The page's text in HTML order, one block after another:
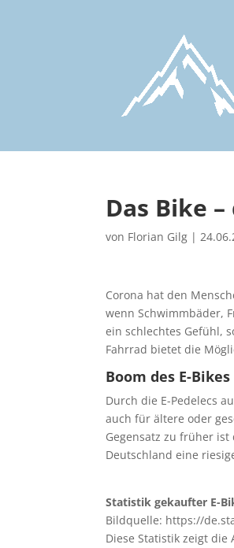
Das Bike
von Florian Gilg |
Corona hat den
wenn Schwimmbäder,
ein schlechtes Gefühl,
Fahrrad bietet die
Boom des E-Bikes
Durch die E-Pedelecs
auch für ältere oder
Gegensatz zu früher
Deutschland eine
Statistik gekaufter E-
Bildquelle: https://
Diese Statistik zeigt die